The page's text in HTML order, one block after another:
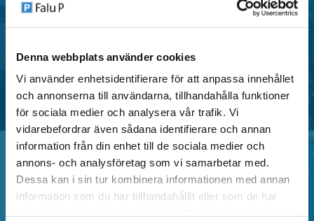
Denna webbplats använder cookies
Vi använder enhetsidentifierare för att anpassa innehållet
och annonserna till användarna, tillhandahålla funktioner
för sociala medier och analysera vår trafik. Vi
vidarebefordrar även sådana identifierare och annan
information från din enhet till de sociala medier och
annons- och analysföretag som vi samarbetar med.
Dessa kan i sin tur kombinera informationen med annan
information som du har tillhandahållit eller som de har
privatpersoner och verksamheter.
SE OMRÅDEN MED P-TILLSTÅND
Vanliga frågor